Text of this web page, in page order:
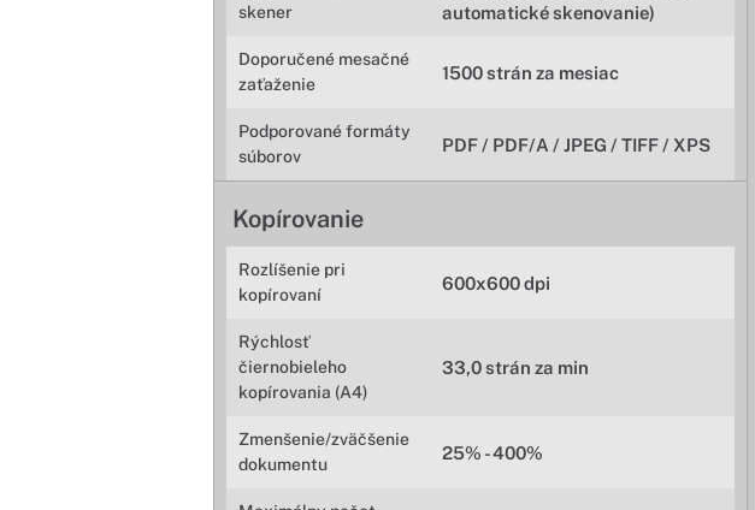
skener
automatické skenovanie)
Doporučené mesačné
zaťaženie
1500 strán za mesiac
Podporované formáty
súborov
PDF / PDF/A / JPEG / TIFF / XPS
Kopírovanie
Rozlíšenie pri
kopírovaní
600x600 dpi
Rýchlosť
čiernobieleho
kopírovania (A4)
33,0 strán za min
Zmenšenie/zväčšenie
dokumentu
25% - 400%